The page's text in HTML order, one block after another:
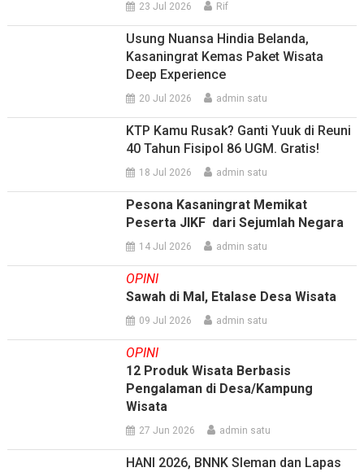
23 Jul 2026 Rif
Usung Nuansa Hindia Belanda,
Kasaningrat Kemas Paket Wisata
Deep Experience
20 Jul 2026 admin satu
KTP Kamu Rusak? Ganti Yuuk di Reuni
40 Tahun Fisipol 86 UGM. Gratis!
18 Jul 2026 admin satu
Pesona Kasaningrat Memikat
Peserta JIKF dari Sejumlah Negara
14 Jul 2026 admin satu
OPINI
Sawah di Mal, Etalase Desa Wisata
09 Jul 2026 admin satu
OPINI
12 Produk Wisata Berbasis
Pengalaman di Desa/Kampung
Wisata
27 Jun 2026 admin satu
HANI 2026, BNNK Sleman dan Lapas